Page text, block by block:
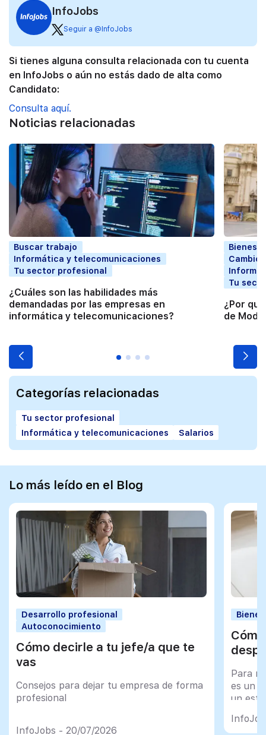
InfoJobs
Seguir a @InfoJobs
Si tienes alguna consulta relacionada con tu cuenta
en InfoJobs o aún no estás dado de alta como
Candidato:
Consulta aquí.
Noticias relacionadas
Buscar trabajo
Informática y telecomunicaciones
Tu sector profesional
¿Cuáles son las habilidades más
demandadas por las empresas en
informática y telecomunicaciones?
Cambio
Tu
¿Por
de Moda
Categorías relacionadas
Tu sector profesional
Informática y telecomunicaciones
Salarios
Lo más leído en el Blog
Desarrollo profesional
Autoconocimiento
Cómo decirle a tu jefe/a que te
vas
Consejos para dejar tu empresa de forma
profesional
InfoJobs - 20/07/2026
Para
es un
un